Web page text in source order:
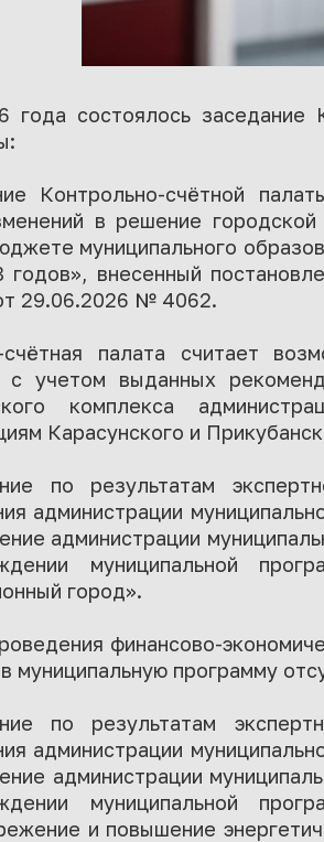
года состоялось заседание
Контрольно-счётной
в решение
муниципального
внесенный
29.06.2026 № 4062.
счётная палата считает
с учетом выданных
комплекса
Карасунского и
по результатам
администрации
администрации
муниципальной
город».
финансово-
муниципальную программу
по результатам
администрации
администрации
муниципальной
и повышение